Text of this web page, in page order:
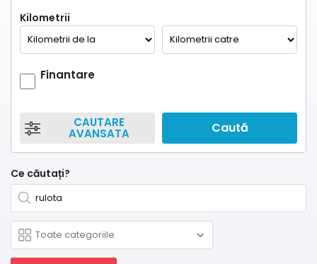
Kilometrii
Finantare
CAUTARE
AVANSATA Caută
Ce căutați?